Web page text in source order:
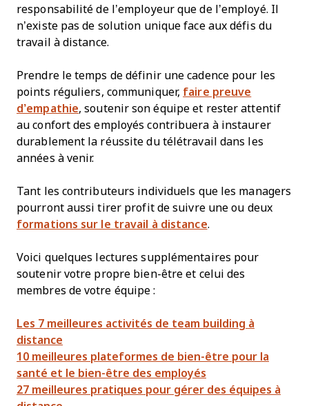
responsabilité de l’employeur que de l’employé. Il
n’existe pas de solution unique face aux défis du
travail à distance.
Prendre le temps de définir une cadence pour les
points réguliers, communiquer, faire preuve
d’empathie, soutenir son équipe et rester attentif
au confort des employés contribuera à instaurer
durablement la réussite du télétravail dans les
années à venir.
Tant les contributeurs individuels que les managers
pourront aussi tirer profit de suivre une ou deux
formations sur le travail à distance.
Voici quelques lectures supplémentaires pour
soutenir votre propre bien-être et celui des
membres de votre équipe :
Les 7 meilleures activités de team building à
distance
10 meilleures plateformes de bien-être pour la
santé et le bien-être des employés
27 meilleures pratiques pour gérer des équipes à